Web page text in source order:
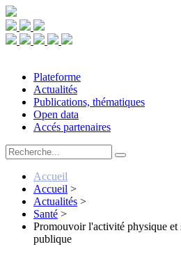
Plateforme
Actualités
Publications, thématiques
Open data
Accés partenaires
Accueil
Accueil >
Actualités >
Santé >
Promouvoir l'activité physique et
publique